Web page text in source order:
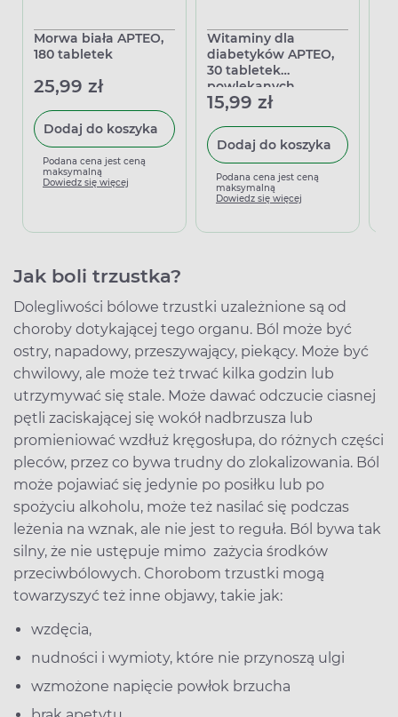
Morwa biała APTEO,
180 tabletek
25,99 zł
Dodaj do koszyka
Podana cena jest ceną
maksymalną
Dowiedz się więcej
Witaminy dla
diabetyków APTEO,
30 tabletek
powlekanych
15,99 zł
Dodaj do koszyka
Podana cena jest ceną
maksymalną
Dowiedz się więcej
Jak boli trzustka?
Dolegliwości bólowe trzustki uzależnione są od
choroby dotykającej tego organu. Ból może być
ostry, napadowy, przeszywający, piekący. Może być
chwilowy, ale może też trwać kilka godzin lub
utrzymywać się stale. Może dawać odczucie ciasnej
pętli zaciskającej się wokół nadbrzusza lub
promieniować wzdłuż kręgosłupa, do różnych części
pleców, przez co bywa trudny do zlokalizowania. Ból
może pojawiać się jedynie po posiłku lub po
spożyciu alkoholu, może też nasilać się podczas
leżenia na wznak, ale nie jest to reguła. Ból bywa tak
silny, że nie ustępuje mimo zażycia środków
przeciwbólowych. Chorobom trzustki mogą
towarzyszyć też inne objawy, takie jak:
wzdęcia,
nudności i wymioty, które nie przynoszą ulgi
wzmożone napięcie powłok brzucha